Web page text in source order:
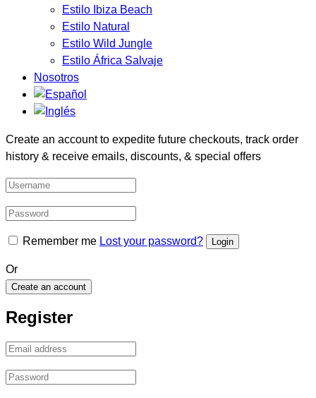
Estilo Ibiza Beach
Estilo Natural
Estilo Wild Jungle
Estilo África Salvaje
Nosotros
Create an account to expedite future checkouts, track order
history & receive emails, discounts, & special offers
Remember me Lost your password?
Or
Create an account
Register